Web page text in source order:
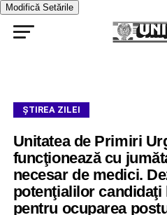
Modifică Setările
ŞTIREA ZILEI
Unitatea de Primiri
funcţionează cu
necesar de medici.
potenţialilor
pentru ocuparea